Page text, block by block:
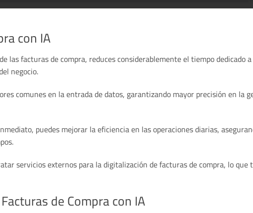
con IA
las facturas de compra, reduces considerablemente el tiempo dedicado
negocio.
comunes en la entrada de datos, garantizando mayor precisión en la
puedes mejorar la eficiencia en las operaciones diarias,
servicios externos para la digitalización de facturas de compra, lo que
de Compra con IA